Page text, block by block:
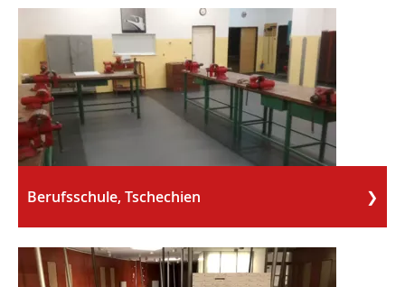
Berufsschule, Tschechien